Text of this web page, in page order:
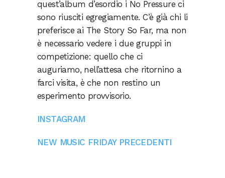
quest’album d’esordio i No Pressure ci
sono riusciti egregiamente. C’è già chi li
preferisce ai The Story So Far, ma non
è necessario vedere i due gruppi in
competizione: quello che ci
auguriamo, nell’attesa che ritornino a
farci visita, è che non restino un
esperimento provvisorio.
INSTAGRAM
NEW MUSIC FRIDAY PRECEDENTI